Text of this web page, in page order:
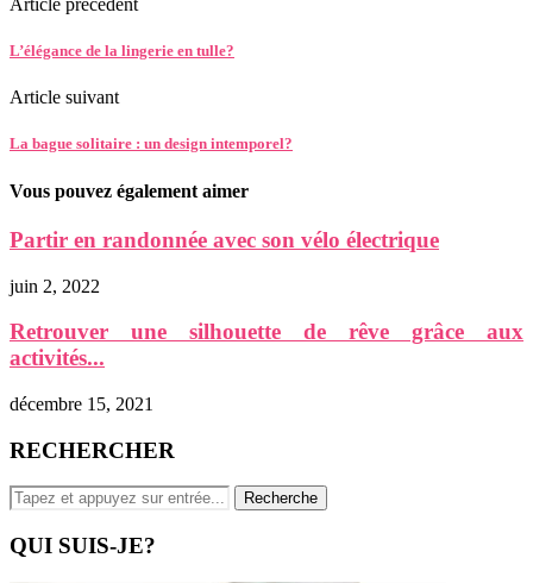
Article prècèdent
L’élégance de la lingerie en tulle?
Article suivant
La bague solitaire : un design intemporel?
Vous pouvez également aimer
Partir en randonnée avec son vélo électrique
juin 2, 2022
Retrouver une silhouette de rêve grâce aux
activités...
décembre 15, 2021
RECHERCHER
QUI SUIS-JE?